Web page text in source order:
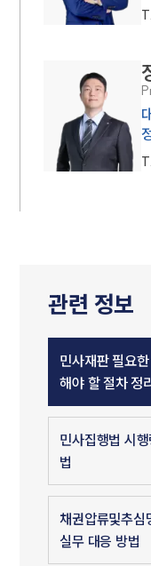
T.
T.
관련 정보
민사재판 필요
해야 할 절차 정
민사집행법 시
법
채권압류및추심
실무 대응 방법